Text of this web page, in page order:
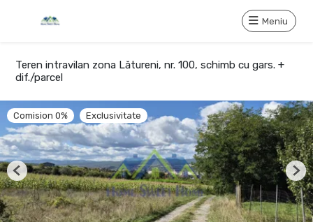
Meniu
Teren intravilan zona Lătureni, nr. 100, schimb cu gars. +
dif./parcel
Comision 0% Exclusivitate
Previous